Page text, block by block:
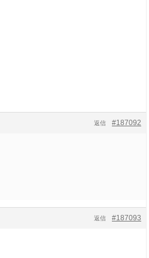
#187092
返信
#187093
返信